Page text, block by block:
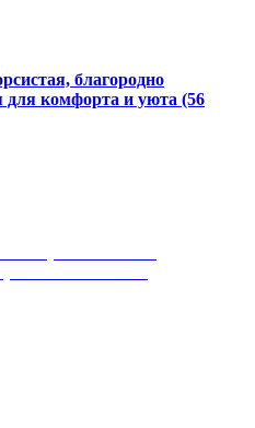
благородно
для комфорта и уюта (56